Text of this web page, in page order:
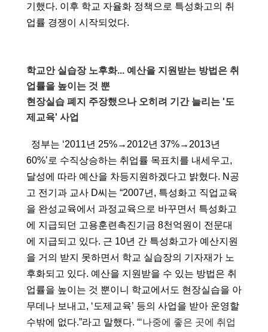
기했다. 이후 학교 자율화 정책으로 특성화고의 취
업률 경쟁이 시작되었다.
학교안 실습장 노후화... 예산을 지원받는 방법은 취
업률을 높이는 것 뿐
현장실습 폐지 주장했으나 오히려 기간 늘리는 '도
제교육' 사업
  정부는 ‘
2011년 25%→2012년 37%→2013년
60%’로 수직상승하는 취업률 목표치를 내세우고,
달성에 따라 예산을 차등지원하겠다고 밝혔다. N공
고 전기과 교사 D씨는 “2007년, 특성화고 직업교육
을 완성교육에서 과정교육으로 바꾸면서 특성화고
에 지급되던 고용훈련촉진기금 8천억원이 전문대
에 지급되고 있다. 근 10년 간 특성화고가 예산지원
을 거의 받지 못하면서 학교 실습장의 기자재가 노
후화되고 있다. 예산을 지원받을 수 있는 방법은 취
업률을 높이는 것 뿐이니 학교에서도 현장실습을 아
무데나 보내고, ‘도제교육’ 등의 사업을 받아 운영할
수밖에 없다.”라고 말했다. “‘나중에 좋은 곳에 취업